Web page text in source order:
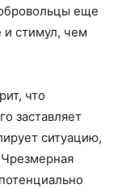
еще
и стимул, чем
что
заставляет
ситуацию,
Чрезмерная